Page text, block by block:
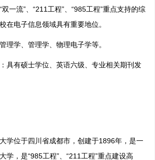
一流”、“211工程”、“985工程”重点支持的综
在电子信息领域具有重要地位。
学、管理学、物理电子学等。
有硕士学位、英语六级、专业相关期刊发
位于四川省成都市，创建于1896年，是一
学，是“985工程”、“211工程”重点建设高